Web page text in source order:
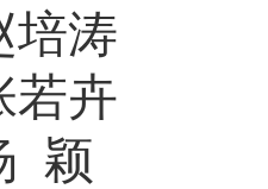
培涛
若卉
颖